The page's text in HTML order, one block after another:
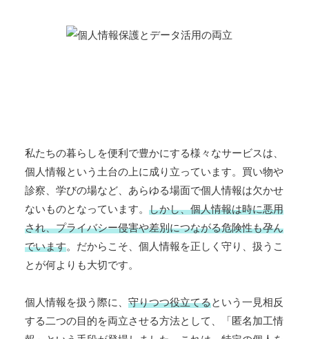
私たちの暮らしを便利で豊かにする様々なサービスは、
個人情報という土台の上に成り立っています。買い物や
診察、学びの場など、あらゆる場面で個人情報は欠かせ
ないものとなっています。 しかし、個人情報は時に悪用
され、プライバシー侵害や差別につながる危険性も孕ん
でいます。だからこそ、個人情報を正しく守り、扱うこ
とが何よりも大切です。
個人情報を扱う際に、 守りつつ役立てるという一見相反
する二つの目的を両立させる方法として、「匿名加工情